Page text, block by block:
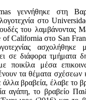
γεννήθηκε στη
στο
του λαμβάνοντας
California στο San
ασχολήθηκε
σε διάφορα τμήματα
ποικίλα μέσα
τα θέματα σχέσεων
βραβεία, έλαβε το
αγάπη, το βραβείο